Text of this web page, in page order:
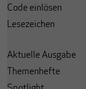
Code einlösen
Lesezeichen
Aktuelle Ausgabe
Themenhefte